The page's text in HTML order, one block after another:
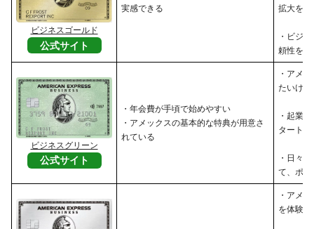
ビジネスゴールド
公式サイト
実感できる
拡大を目
・ビジ
頼性を高
ビジネスグリーン
公式サイト
・年会費が手頃で始めやすい
・アメックスの基本的な特典が用意さ
れている
・アメ
たいけれ
・起業
タートア
・日々
て、ポイ
・アメ
を体験